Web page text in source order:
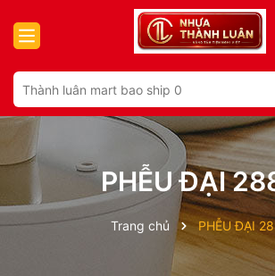
PHỄU ĐẠI
Trang chủ PHỄU ĐẠI